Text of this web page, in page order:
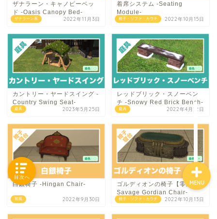
ザナラーン系
ザナラーン・キャノピーベッ
ド -Oasis Canopy Bed-
2022年11月3日 椅子・ソファ・カウチ
着席システム -Seating
Module-
2022年10月15日
庭具
カントリー・ヤードスイング -
Country Swing Seat-
2023年5月25日 庭具
レッドブリック・スノーベン
チ -Snowy Red Brick Bench-
2022年4月12日
和風
白銀椅子 -Hingan Chair-
2022年9月30日 椅子・ソファ・カウチ
ゴルディオンの椅子【零式】 -
Savage Gordian Chair-
2022年10月13日
MENU
「カテゴリー」の一覧 -
Category List-
HOUSING COLLECTIONと
は
目次へ